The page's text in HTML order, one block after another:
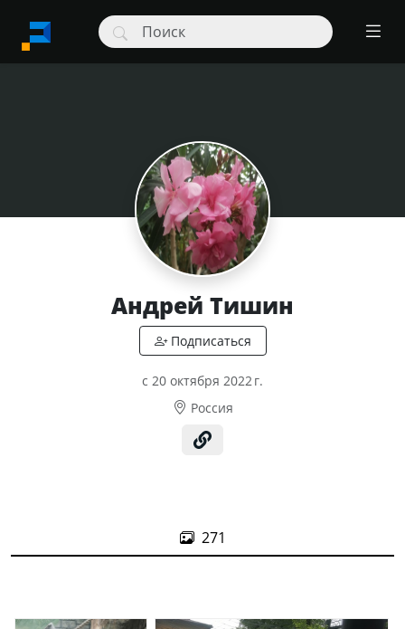
Андрей Тишин
c 20 октября 2022 г.
Россия
271